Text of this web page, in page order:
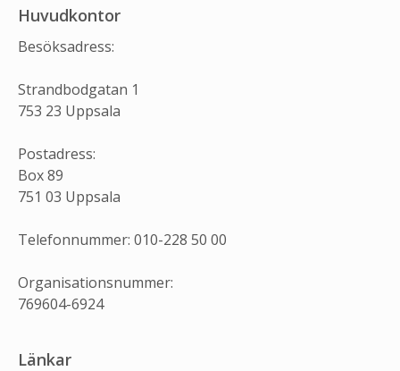
Huvudkontor
Besöksadress:
Strandbodgatan 1
753 23 Uppsala
Postadress:
Box 89
751 03 Uppsala
Telefonnummer: 010-228 50 00
Organisationsnummer:
769604-6924
Länkar